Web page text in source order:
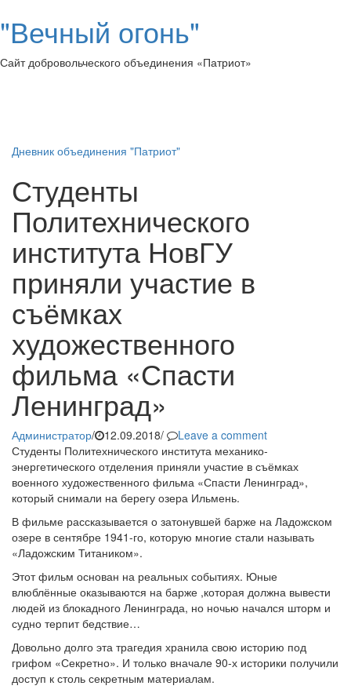
"Вечный огонь"
Сайт добровольческого объединения «Патриот»
Дневник объединения "Патриот"
Студенты
Политехнического
института НовГУ
приняли участие в
съёмках
художественного
фильма «Спасти
Ленинград»
Администратор/ 12.09.2018/
Leave a comment
Студенты Политехнического института механико-
энергетического отделения приняли участие в съёмках
военного художественного фильма «Спасти Ленинград»,
который снимали на берегу озера Ильмень.
В фильме рассказывается о затонувшей барже на Ладожском
озере в сентябре 1941-го, которую многие стали называть
«Ладожским Титаником».
Этот фильм основан на реальных событиях. Юные
влюблённые оказываются на барже ,которая должна вывести
людей из блокадного Ленинграда, но ночью начался шторм и
судно терпит бедствие…
Довольно долго эта трагедия хранила свою историю под
грифом «Секретно». И только вначале 90-х историки получили
доступ к столь секретным материалам.